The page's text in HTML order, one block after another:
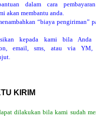
dalam cara
akan membantu anda.
“biaya pengiriman”
kepada kami bila Anda
email, sms, atau via YM,
KIRIM
dilakukan bila kami sudah